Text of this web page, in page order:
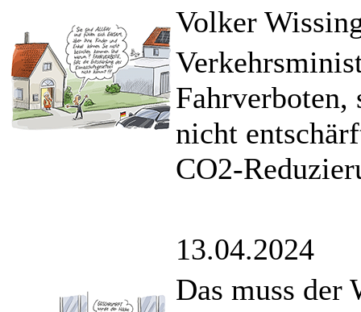
Volker
Fahrverboten,
nicht
CO2-
13.04.2024
Das muss der